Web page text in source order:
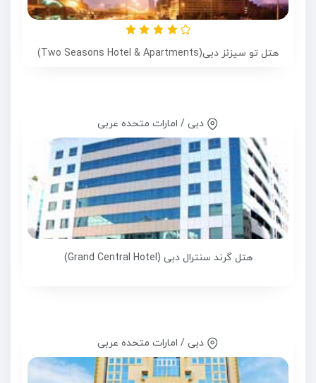
هتل تو سیزنز دبی(Two Seasons Hotel & Apartments)
دبی / امارات متحده عربی
هتل گرند سنترال دبی (Grand Central Hotel)
دبی / امارات متحده عربی